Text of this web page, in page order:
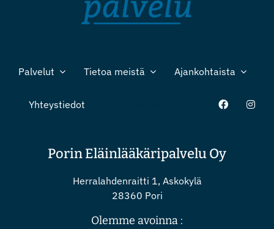
Palvelut Tietoa meistä Ajankohtaista
Yhteystiedot
Porin Eläinlääkäripalvelu Oy
Herralahdenraitti 1, Askokylä
28360 Pori
Olemme avoinna :